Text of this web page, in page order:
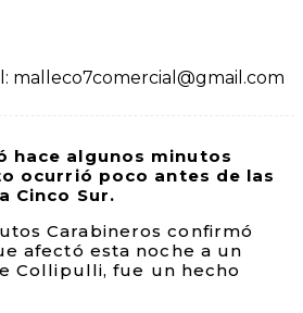
malleco7comercial@gmail.com
hace algunos minutos
ocurrió poco antes de las
Cinco Sur.
Carabineros confirmó
afectó esta noche a un
Collipulli, fue un hecho